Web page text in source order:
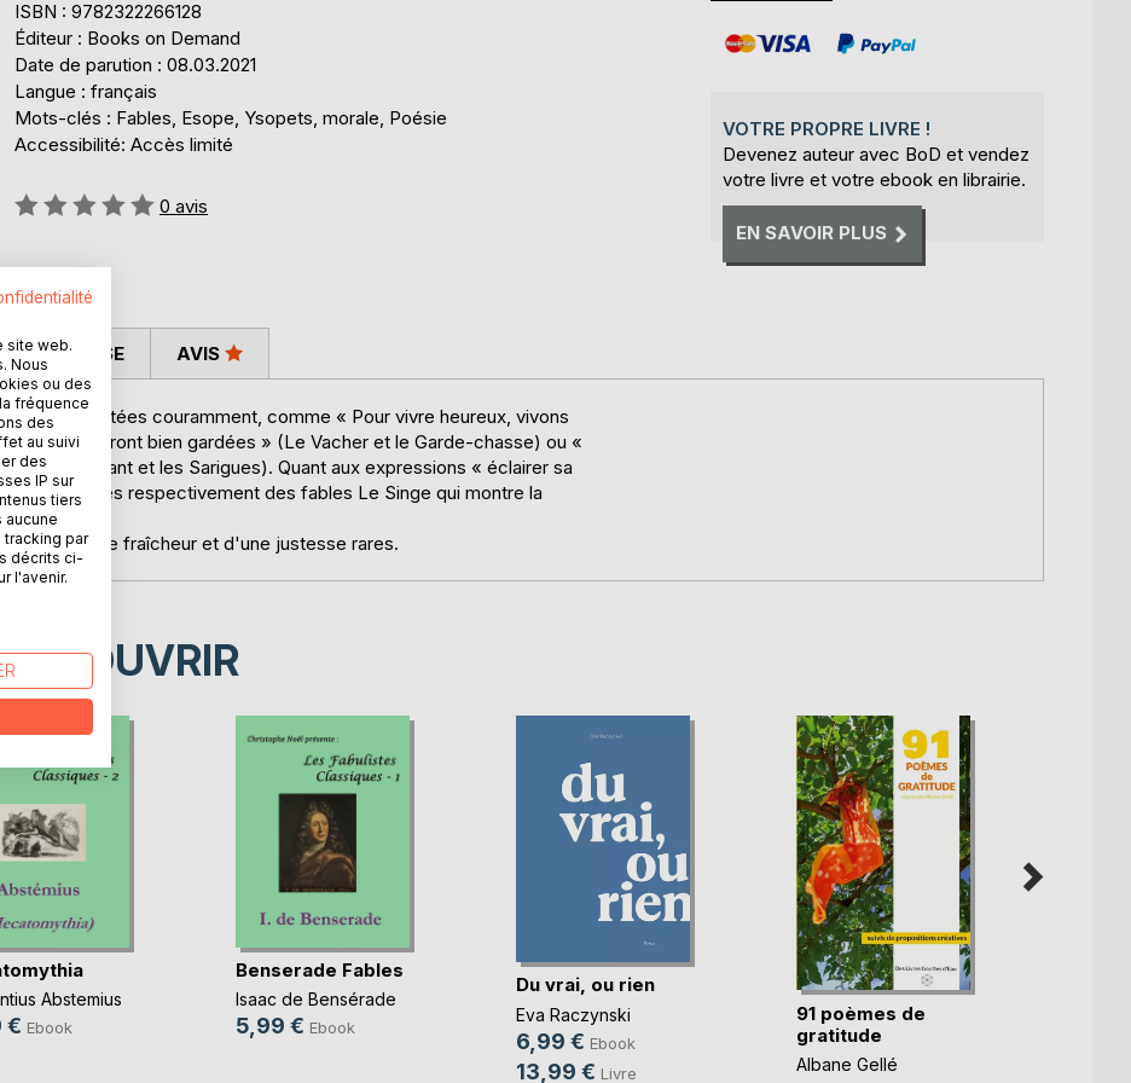
ISBN : 9782322266128
Éditeur : Books on Demand
Date de parution : 08.03.2021
Langue : français
Mots-clés : Fables, Esope, Ysopets, morale, Poésie
Accessibilité: Accès limité
Évaluation:
0 avis
VOTRE PROPRE LIVRE !
Devenez auteur avec BoD et vendez
votre livre et votre ebook en librairie.
EN SAVOIR PLUS
encore citées couramment, comme « Pour vivre heureux, vivons
vaches seront bien gardées » (Le Vacher et le Garde-chasse) ou «
Mère, l'Enfant et les Sarigues). Quant aux expressions « éclairer sa
sont tirées respectivement des fables Le Singe qui montre la
ou Gay d'une fraîcheur et d'une justesse rares.
PRESSE AVIS
Abstemius
€ Ebook
Benserade Fables
Isaac de Bensérade
5,99 € Ebook
Du vrai, ou rien
Eva Raczynski
6,99 € Ebook
13,99 € Livre
91 poèmes de
gratitude
Albane Gellé
site web.
Nous
ou des
fréquence
des
au suivi
des
IP sur
tiers
aucune
par
décrits ci-
l'avenir.